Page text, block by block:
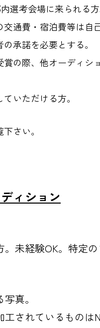
選考会場に来られる方
交通費・宿泊費等は自
承諾を必要とする。
賞の際、他オーディ
いただける方。
さい。
ィション
。未経験OK。特定
真。
されているものは